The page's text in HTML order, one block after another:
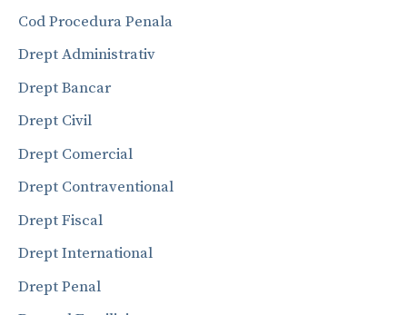
Cod Procedura Penala
Drept Administrativ
Drept Bancar
Drept Civil
Drept Comercial
Drept Contraventional
Drept Fiscal
Drept International
Drept Penal